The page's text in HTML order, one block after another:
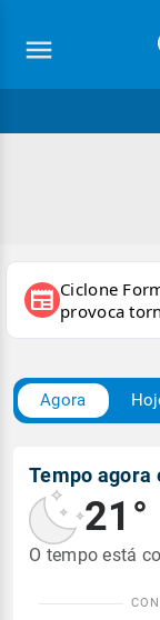
newspaper Ciclone
provoca
no RS
Agora
Tempo agora
21°
O tempo está